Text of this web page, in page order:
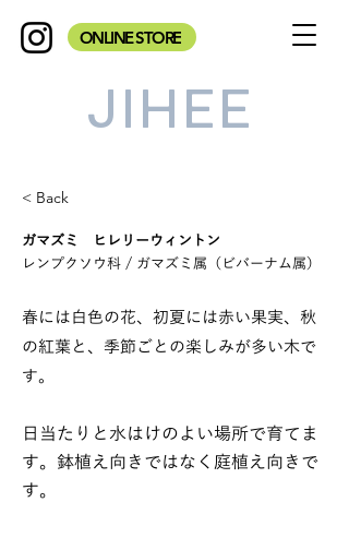
JIHEE
ONLINE STORE
< Back
ガマズミ ヒレリーウィントン
レンプクソウ科 / ガマズミ属（ビバーナム属）
春には白色の花、初夏には赤い果実、秋
の紅葉と、季節ごとの楽しみが多い木で
す。
日当たりと水はけのよい場所で育てま
す。鉢植え向きではなく庭植え向きで
す。